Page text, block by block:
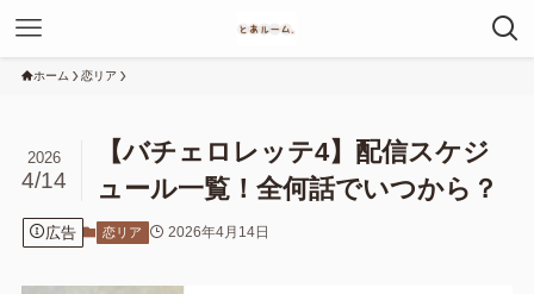
ホーム 恋リア
【バチェロレッテ4】配信スケジ
ュール一覧！全何話でいつから？
2026
4/14
広告 恋リア 2026年4月14日